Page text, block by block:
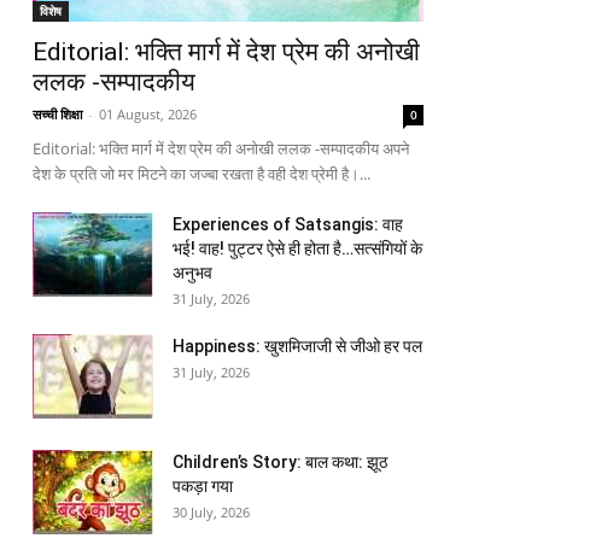
विशेष
Editorial: भक्ति मार्ग में देश प्रेम की अनोखी
ललक -सम्पादकीय
सच्ची शिक्षा - 01 August, 2026 0
Editorial: भक्ति मार्ग में देश प्रेम की अनोखी ललक -सम्पादकीय अपने
देश के प्रति जो मर मिटने का जज्बा रखता है वही देश प्रेमी है।...
Experiences of Satsangis: वाह
भई! वाह! पुट्टर ऐसे ही होता है…सत्संगियों के
अनुभव
31 July, 2026
Happiness: खुशमिजाजी से जीओ हर पल
31 July, 2026
Children’s Story: बाल कथा: झूठ
पकड़ा गया
30 July, 2026